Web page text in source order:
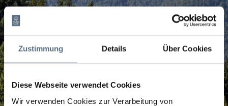
Zustimmung Details Über Cookies
Diese Webseite verwendet Cookies
Wir verwenden Cookies zur Verarbeitung von